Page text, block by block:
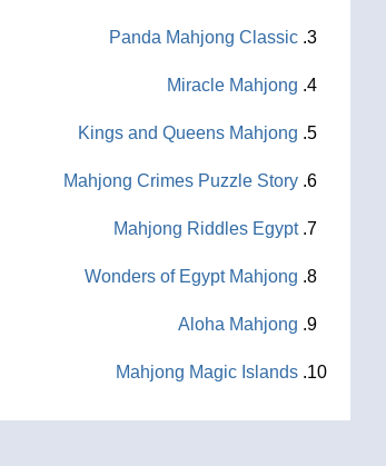
Panda Mahjong Classic
Miracle Mahjong
Kings and Queens Mahjong
Mahjong Crimes Puzzle Story
Mahjong Riddles Egypt
Wonders of Egypt Mahjong
Aloha Mahjong
Mahjong Magic Islands